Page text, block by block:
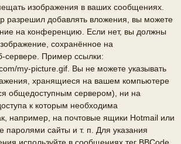
изображения в ваших сообщениях.
разрешил добавлять вложения, вы можете
на конференцию. Если нет, вы должны
сохранённое на
сервере. Пример ссылки:
my-picture.gif. Вы не можете указывать
хранящиеся на вашем компьютере
общедоступным сервером), ни на
к которым необходима
например, на почтовые ящики Hotmail или
сайты и т. п. Для указания